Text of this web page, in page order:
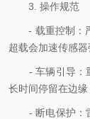
3. 操作规范
- 载重控制：严
超载会加速传感器
- 车辆引导：重
长时间停留在边缘
- 断电保护：雷